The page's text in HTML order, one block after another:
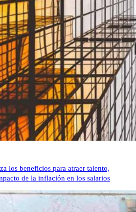
los beneficios para atraer talento,
de la inflación en los salarios